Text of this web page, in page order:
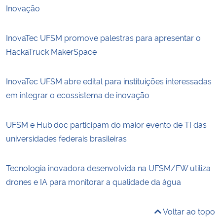
Inovação
InovaTec UFSM promove palestras para apresentar o
HackaTruck MakerSpace
InovaTec UFSM abre edital para instituições interessadas
em integrar o ecossistema de inovação
UFSM e Hub.doc participam do maior evento de TI das
universidades federais brasileiras
Tecnologia inovadora desenvolvida na UFSM/FW utiliza
drones e IA para monitorar a qualidade da água
Voltar ao topo